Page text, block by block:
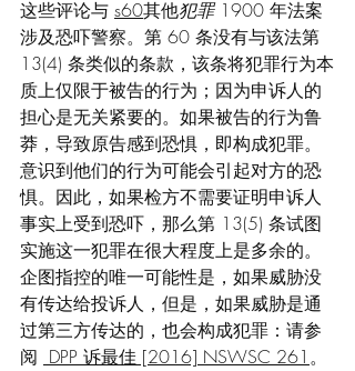
这些评论与 s60其他犯罪 1900 年法案
涉及恐吓警察。第 60 条没有与该法第
13(4) 条类似的条款，该条将犯罪行为本
质上仅限于被告的行为；因为申诉人的
担心是无关紧要的。如果被告的行为鲁
莽，导致原告感到恐惧，即构成犯罪。
意识到他们的行为可能会引起对方的恐
惧。因此，如果检方不需要证明申诉人
事实上受到恐吓，那么第 13(5) 条试图
实施这一犯罪在很大程度上是多余的。
企图指控的唯一可能性是，如果威胁没
有传达给投诉人，但是，如果威胁是通
过第三方传达的，也会构成犯罪：请参
阅 DPP 诉最佳 [2016] NSWSC 261 。